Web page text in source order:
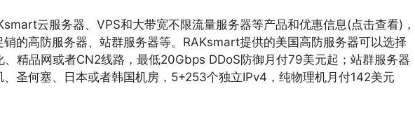
云服务器、VPS和大带宽不限流量服务器等产品和优惠信息(点击查看)，
的高防服务器、站群服务器等。RAKsmart提供的美国高防服务器可以选择
、精品网或者CN2线路，最低20Gbps DDoS防御月付79美元起；站群服务器
圣何塞、日本或者韩国机房，5+253个独立IPv4，纯物理机月付142美元